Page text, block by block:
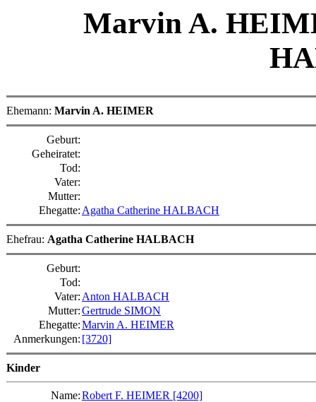
Marvin A.
Ehemann: Marvin A. HEIMER
Geburt:
Geheiratet:
Tod:
Vater:
Mutter:
Ehegatte: Agatha Catherine HALBACH
Ehefrau: Agatha Catherine HALBACH
Geburt:
Tod:
Vater: Anton HALBACH
Mutter:Gertrude SIMON
Ehegatte:Marvin A. HEIMER
Anmerkungen: [3720]
Kinder
Name:Robert F. HEIMER [4200]